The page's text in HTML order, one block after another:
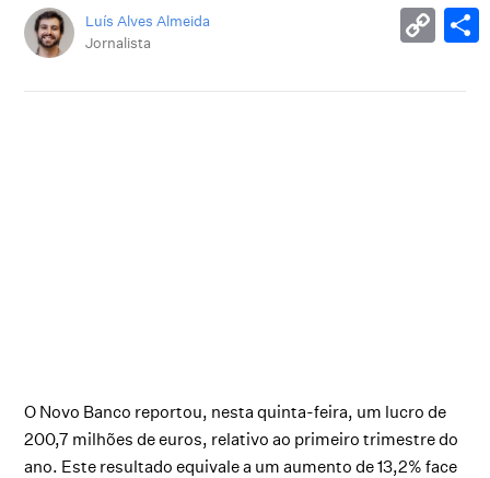
Luís Alves Almeida
Jornalista
O Novo Banco reportou, nesta quinta-feira, um lucro de
200,7 milhões de euros, relativo ao primeiro trimestre do
ano. Este resultado equivale a um aumento de 13,2% face